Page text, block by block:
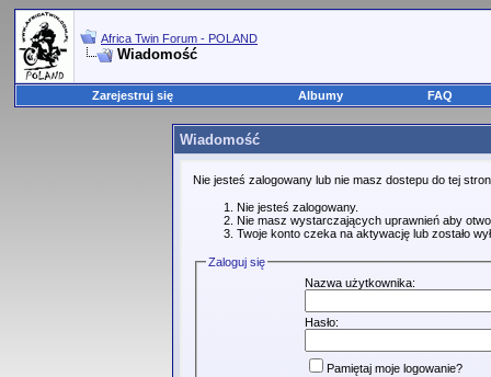
Africa Twin Forum - POLAND
Wiadomość
Zarejestruj się Albumy FAQ
Wiadomość
Nie jesteś zalogowany lub nie masz dostepu do tej
Nie jesteś zalogowany.
Nie masz wystarczających uprawnień aby
Twoje konto czeka na aktywację lub zostało
Zaloguj się
Nazwa użytkownika:
Hasło:
Pamiętaj moje logowanie?